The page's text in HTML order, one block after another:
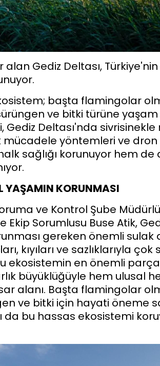
Gediz Deltası,
başta flamingolar
ve bitki türüne yaşam
Gediz Deltası'nda
yöntemleri ve
sağlığı korunuyor hem de
YAŞAMIN KORUNMASI
ve Kontrol Şube
Sorumlusu Buse Atik,
gereken önemli sulak
kıyıları ve sazlıklarıyla çok
ekosistemin en önemli
büyüklüğüyle hem ulusal
alanı. Başta flamingolar
ve bitki için hayati öneme
da bu hassas ekosistemi